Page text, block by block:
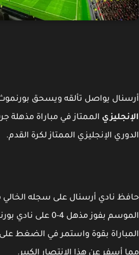
يواصل تألقه ويسحق بورنموث 4-0 في
الممتاز في مباراة مذهلة
الإنجليزي الممتاز لكرة القدم.
نادي أرسنال على سجله الخالي
الموسم بفوز مذهل 4-0 على
بقوة واستمر في الضغط على
أسفر عن هذا الانتصار الكبير.